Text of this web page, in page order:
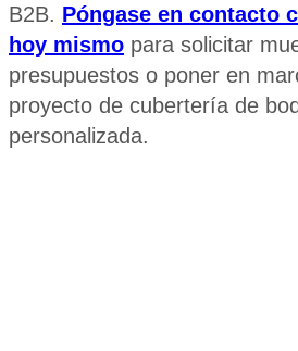
B2B. Póngase en contacto
hoy mismo para solicitar
presupuestos o poner en
proyecto de cubertería de
personalizada.